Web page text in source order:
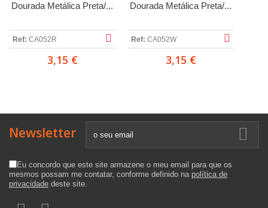
Dourada Metálica Preta/...
Ref: CA052R
3,15 €
Dourada Metálica Preta/...
Ref: CA052W
3,15 €
Newsletter
Eu concordo que este site armazene o meu email para que os
mesmos possam me contatar, conforme definido na política de
privacidade deste site.